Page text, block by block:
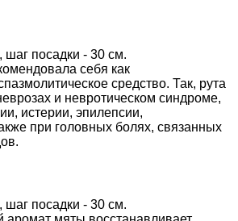
шаг посадки - 30 см.
себя как
средство. Так, рута
и невротическом синдроме,
истерии, эпилепсии,
при головных болях, связанных
посадки - 30 см.